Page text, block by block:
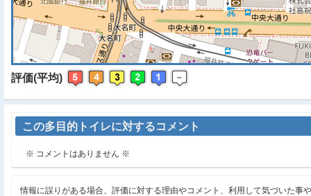
評価(平均)
この多目的トイレに対するコメント
※ コメントはありません ※
情報に誤りがある場合、評価に対する理由やコメント、利用して気づいた事